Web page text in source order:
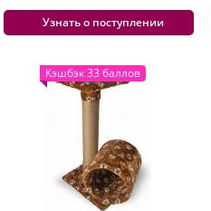
Узнать о поступлении
Кэшбэк 33 баллов